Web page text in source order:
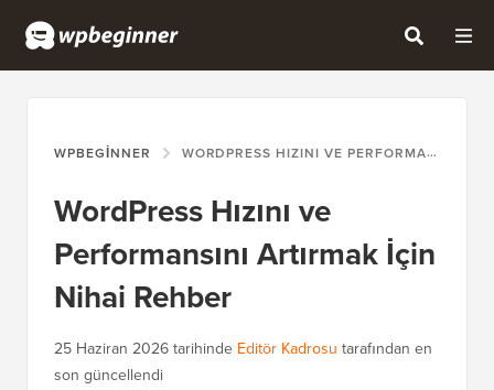
WPBEGINNER WORDPRESS HIZINI VE PERFORMANSINI ARTIRMAK İÇIN NIHAI REHBER
WordPress Hızını ve
Performansını Artırmak İçin
Nihai Rehber
25 Haziran 2026tarihinde Editör Kadrosu tarafından en
son güncellendi